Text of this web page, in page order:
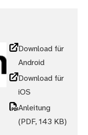
Download für
Android
Download für
iOS
Anleitung
(PDF, 143 KB)